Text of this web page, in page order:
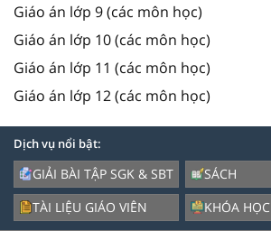
Giáo án lớp 9 (các môn học)
Giáo án lớp 10 (các môn học)
Giáo án lớp 11 (các môn học)
Giáo án lớp 12 (các môn học)
Dịch vụ nổi bật:
GIẢI BÀI TẬP SGK & SBT
TÀI LIỆU GIÁO VIÊN
SÁCH
KHÓA HỌC